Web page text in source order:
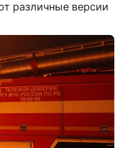
различные версии